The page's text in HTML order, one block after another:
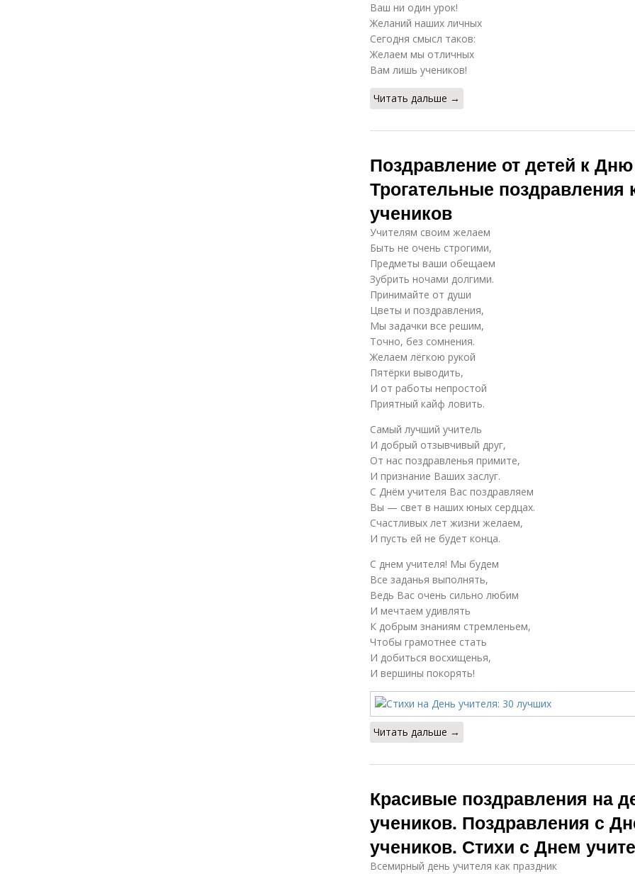
Трогательное
поздравление
Поздравления в
прозе
Музыкальные
поздравления
Поздравления
на телефон
Учитель в
россии
Учителя в
праздник
Ваш ни один урок!
Желаний наших личных
Сегодня смысл таков:
Желаем мы отличных
Вам лишь учеников!
Читать дальше →
Поздравление от детей к
Трогательные поздравления
учеников
Учителям своим желаем
Быть не очень строгими,
Предметы ваши обещаем
Зубрить ночами долгими.
Принимайте от души
Цветы и поздравления,
Мы задачки все решим,
Точно, без сомнения.
Желаем лёгкою рукой
Пятёрки выводить,
И от работы непростой
Приятный кайф ловить.
Самый лучший учитель
И добрый отзывчивый друг,
От нас поздравленья примите,
И признание Ваших заслуг.
С Днём учителя Вас поздравляем
Вы — свет в наших юных сердцах.
Счастливых лет жизни желаем,
И пусть ей не будет конца.
С днем учителя! Мы будем
Все заданья выполнять,
Ведь Вас очень сильно любим
И мечтаем удивлять
К добрым знаниям стремленьем,
Чтобы грамотнее стать
И добиться восхищенья,
И вершины покорять!
Читать дальше →
Красивые поздравления на
учеников. Поздравления с
учеников. Стихи с Днем
Всемирный день учителя как праздник